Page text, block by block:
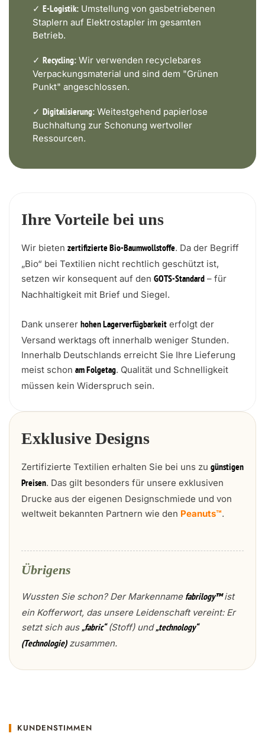
✓ E-Logistik: Umstellung von gasbetriebenen
Staplern auf Elektrostapler im gesamten
Betrieb.
✓ Recycling: Wir verwenden recyclebares
Verpackungsmaterial und sind dem "Grünen
Punkt" angeschlossen.
✓ Digitalisierung: Weitestgehend papierlose
Buchhaltung zur Schonung wertvoller
Ressourcen.
Ihre Vorteile bei uns
Wir bieten zertifizierte Bio-Baumwollstoffe. Da der Begriff
„Bio“ bei Textilien nicht rechtlich geschützt ist,
setzen wir konsequent auf den GOTS-Standard – für
Nachhaltigkeit mit Brief und Siegel.
Dank unserer hohen Lagerverfügbarkeit erfolgt der
Versand werktags oft innerhalb weniger Stunden.
Innerhalb Deutschlands erreicht Sie Ihre Lieferung
meist schon am Folgetag. Qualität und Schnelligkeit
müssen kein Widerspruch sein.
Exklusive Designs
Zertifizierte Textilien erhalten Sie bei uns zu günstigen
Preisen. Das gilt besonders für unsere exklusiven
Drucke aus der eigenen Designschmiede und von
weltweit bekannten Partnern wie den Peanuts™.
Übrigens
Wussten Sie schon? Der Markenname fabrilogy™ist
ein Kofferwort, das unsere Leidenschaft vereint: Er
setzt sich aus„fabric“(Stoff) und„technology“
(Technologie)zusammen.
KUNDENSTIMMEN